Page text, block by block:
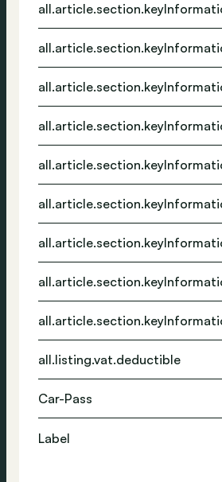
all.listing.vat.deductible
Car-Pass
Label